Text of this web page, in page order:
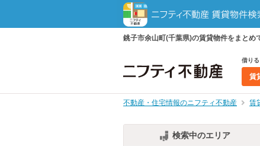
銚子市余山町(千葉県)の賃貸物件をまとめ
借りる
賃
不動産・住宅情報のニフティ不動産 賃
検索中のエリア